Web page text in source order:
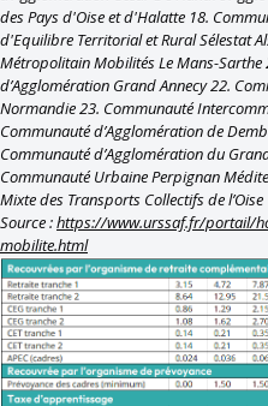
des Pays d'Oise et d'Halatte 18.
d'Equilibre Territorial et Rural Sélestat
Métropolitain Mobilités Le Mans-Sarthe
d’Agglomération Grand Annecy 22.
Normandie 23. Communauté
Communauté d’Agglomération de
Communauté d’Agglomération du
Communauté Urbaine Perpignan
Mixte des Transports Collectifs de l’Oise
Source :https://www.urssaf.fr/portail/
mobilite.html